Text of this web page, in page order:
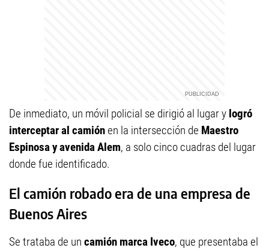
De inmediato, un móvil policial se dirigió al lugar y logró
interceptar al camiónen la intersección de Maestro
Espinosa y avenida Alem, a solo cinco cuadras del lugar
donde fue identificado.
El camión robado era de una empresa de
Buenos Aires
Se trataba de un camión marca Iveco, que presentaba el